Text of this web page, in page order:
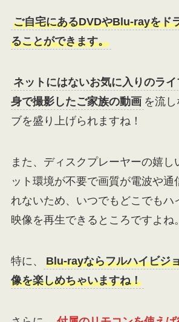
ご自宅にあるDVDやBlu-rayをド
ることができます。
ネットにはないお気に入りのラ
身で撮影したご家族の動画 を流
ブを盛り上げられますね！
また、ディスクプレーヤーの嬉し
ット環境が不要で画質が電波や通
れないため、いつでもどこでもハ
映像を再生できるところですよね。
特に、
Blu-rayならフルハイビジ
像を楽しめちゃいますね！